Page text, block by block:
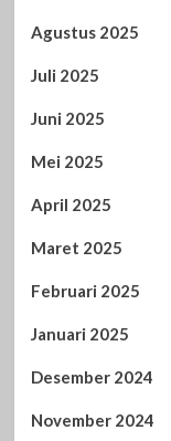
Agustus 2025
Juli 2025
Juni 2025
Mei 2025
April 2025
Maret 2025
Februari 2025
Januari 2025
Desember 2024
November 2024